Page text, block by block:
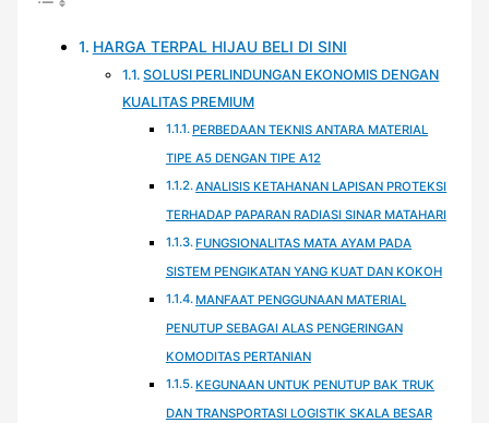
HARGA TERPAL HIJAU BELI DI SINI
SOLUSI PERLINDUNGAN EKONOMIS DENGAN
KUALITAS PREMIUM
PERBEDAAN TEKNIS ANTARA MATERIAL
TIPE A5 DENGAN TIPE A12
ANALISIS KETAHANAN LAPISAN PROTEKSI
TERHADAP PAPARAN RADIASI SINAR MATAHARI
FUNGSIONALITAS MATA AYAM PADA
SISTEM PENGIKATAN YANG KUAT DAN KOKOH
MANFAAT PENGGUNAAN MATERIAL
PENUTUP SEBAGAI ALAS PENGERINGAN
KOMODITAS PERTANIAN
KEGUNAAN UNTUK PENUTUP BAK TRUK
DAN TRANSPORTASI LOGISTIK SKALA BESAR